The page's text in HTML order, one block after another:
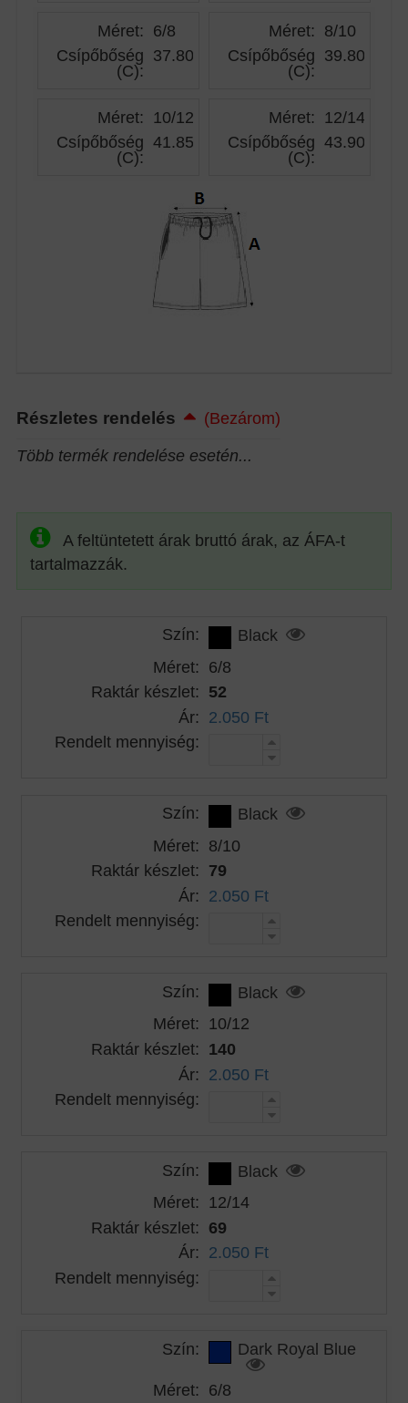
Méret: 6/8
Csípőbőség
(C):
37.80
Méret: 8/10
Csípőbőség
(C):
39.80
Méret: 10/12
Csípőbőség
(C):
41.85
Méret: 12/14
Csípőbőség
(C):
43.90
Részletes rendelés
(Bezárom)
Több termék rendelése esetén...
A feltüntetett árak bruttó árak, az ÁFA-t
tartalmazzák.
Szín:
Black
Méret: 6/8
Raktár készlet: 52
Ár: 2.050 Ft
Rendelt mennyiség:
Szín:
Black
Méret: 8/10
Raktár készlet: 79
Ár: 2.050 Ft
Rendelt mennyiség:
Szín:
Black
Méret: 10/12
Raktár készlet: 140
Ár: 2.050 Ft
Rendelt mennyiség:
Szín:
Black
Méret: 12/14
Raktár készlet: 69
Ár: 2.050 Ft
Rendelt mennyiség:
Szín:
Dark Royal Blue
Méret: 6/8